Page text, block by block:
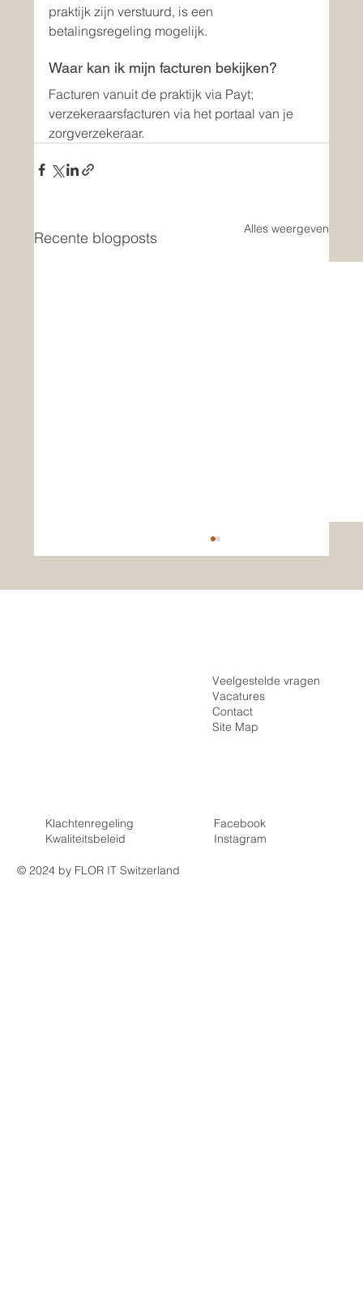
praktijk zijn verstuurd, is een
betalingsregeling mogelijk.
Waar kan ik mijn facturen bekijken?
Facturen vanuit de praktijk via Payt;
verzekeraarsfacturen via het portaal van je
zorgverzekeraar.
Recente blogposts Alles weergeven
Invisalign of vaste beugel – wat past het
Veelgestelde vragen
Vacatures
Contact
Site Map
Klachtenregeling
Kwaliteitsbeleid
Facebook
Instagram
© 2024 by FLOR IT Switzerland